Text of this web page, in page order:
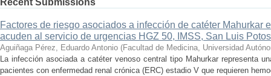
Recent Submissions
Factores de riesgo asociados a infección de catéter Mahurkar
acuden al servicio de urgencias HGZ 50, IMSS, San Luis
Aguiñaga Pérez, Eduardo Antonio (Facultad de Medicina, Universidad
La infección asociada a catéter venoso central tipo Mahurkar representa
pacientes con enfermedad renal crónica (ERC) estadio V que requieren